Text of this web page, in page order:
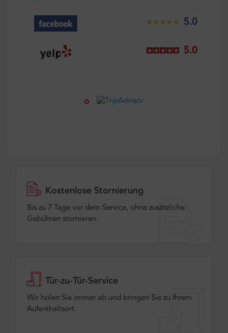
5.0
5.0
Kostenlose Stornierung
Bis zu 7 Tage vor dem Service, ohne zusätzliche
Gebühren stornieren.
Tür-zu-Tür-Service
Wir holen Sie immer ab und bringen Sie zu Ihrem
Aufenthaltsort.